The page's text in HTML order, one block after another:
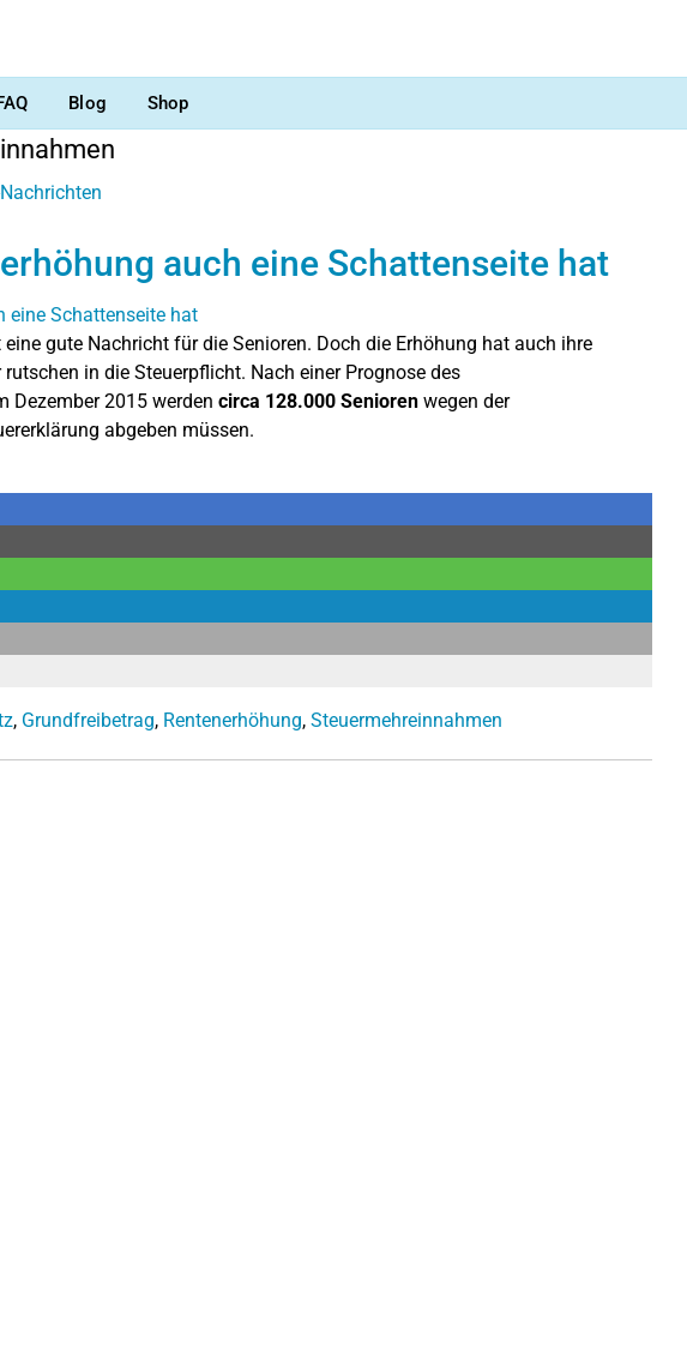
Blog Shop
auch eine Schattenseite hat
gute Nachricht für die Senioren. Doch die Erhöhung hat auch ihre
in die Steuerpflicht. Nach einer Prognose des
Dezember 2015 werden circa 128.000 Senioren wegen der
abgeben müssen.
, Grundfreibetrag, Rentenerhöhung, Steuermehreinnahmen